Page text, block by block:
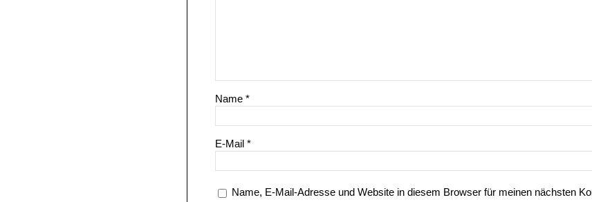
Name *
E-Mail *
Name, E-Mail-Adresse und Website in diesem Browser für meinen nächsten